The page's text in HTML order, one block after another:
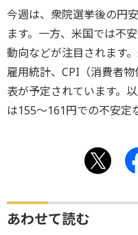
今週は、衆院選挙後の円
ます。一方、米国では不
動向などが注目されます
雇用統計、CPI（消費者
表が予定されています。
は155～161円での不安定
あわせて読む